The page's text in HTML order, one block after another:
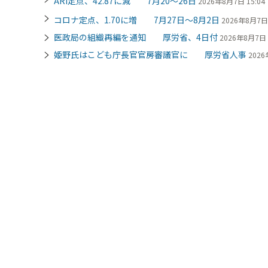
コロナ定点、1.70に増 7月27日～8月2日 2026年8月7
医政局の組織再編を通知 厚労省、4日付 2026年8月7
姫野氏はこども庁長官官房審議官に 厚労省人事 2026